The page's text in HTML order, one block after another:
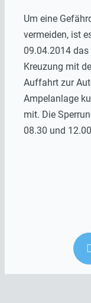
Um eine
vermeiden, ist
09.04.2014
Kreuzung mit
Auffahrt zur
Ampelanlage
mit. Die
08.30 und